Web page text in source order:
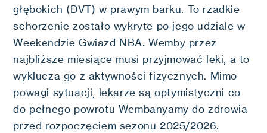
głębokich (DVT) w prawym barku. To rzadkie
schorzenie zostało wykryte po jego udziale w
Weekendzie Gwiazd NBA. ​Wemby przez
najbliższe miesiące musi przyjmować leki, a to
wyklucza go z aktywności fizycznych. Mimo
powagi sytuacji, lekarze są optymistyczni co
do pełnego powrotu Wembanyamy do zdrowia
przed rozpoczęciem sezonu 2025/2026.